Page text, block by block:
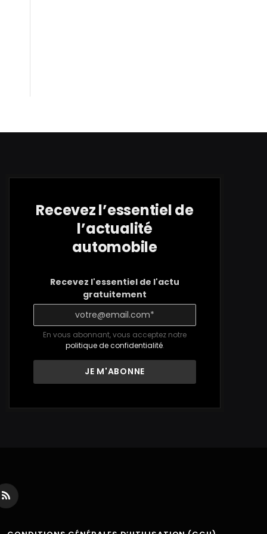
Recevez l’essentiel de
l’actualité
automobile
Recevez l'essentiel de l'actu
gratuitement
En vous abonnant, vous acceptez notre
politique de confidentialité.
RSS